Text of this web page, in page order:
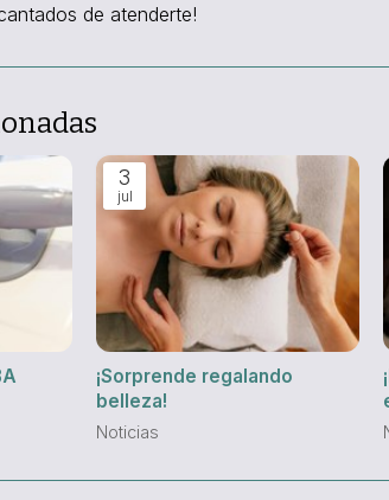
de atenderte!
3
jul
¡Sorprende regalando
belleza!
Noticias